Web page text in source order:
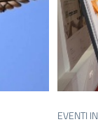
EVENTI